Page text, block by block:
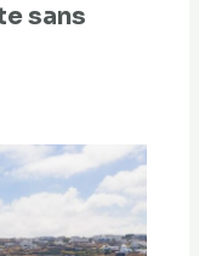
sans